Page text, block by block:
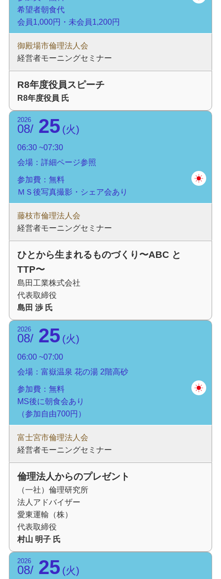
希望者朝食代
会員1,000円・未会員1,200円
御殿場市倫理法人会
経営者モーニングセミナー
R8年度役員スピーチ
R8年度役員 氏
2026
08 25 火
06:30
07:30
会場：詳細ページ参照
参加費：無料
ＭＳ後写真撮影・シェア会あり
藤枝市倫理法人会
経営者モーニングセミナー
ひとから生まれるものづくり〜ABC と
TTP〜
島田工業株式会社
代表取締役
島田 渉 氏
2026
08 25 火
06:00
07:00
会場：富嶽温泉 花の湯 2階高砂
参加費：無料
MS後に朝食会あり
（参加自由700円）
富士宮市倫理法人会
経営者モーニングセミナー
倫理法人からのプレゼント
（一社）倫理研究所
法人アドバイザー
愛東運輸（株）
代表取締役
村山 明子 氏
2026
08 25 火